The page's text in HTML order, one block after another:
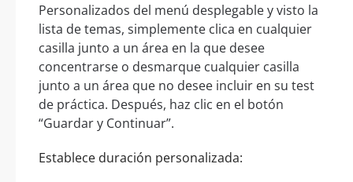
Personalizados del menú desplegable y visto la
lista de temas, simplemente clica en cualquier
casilla junto a un área en la que desee
concentrarse o desmarque cualquier casilla
junto a un área que no desee incluir en su test
de práctica. Después, haz clic en el botón
“Guardar y Continuar”.
Establece duración personalizada: